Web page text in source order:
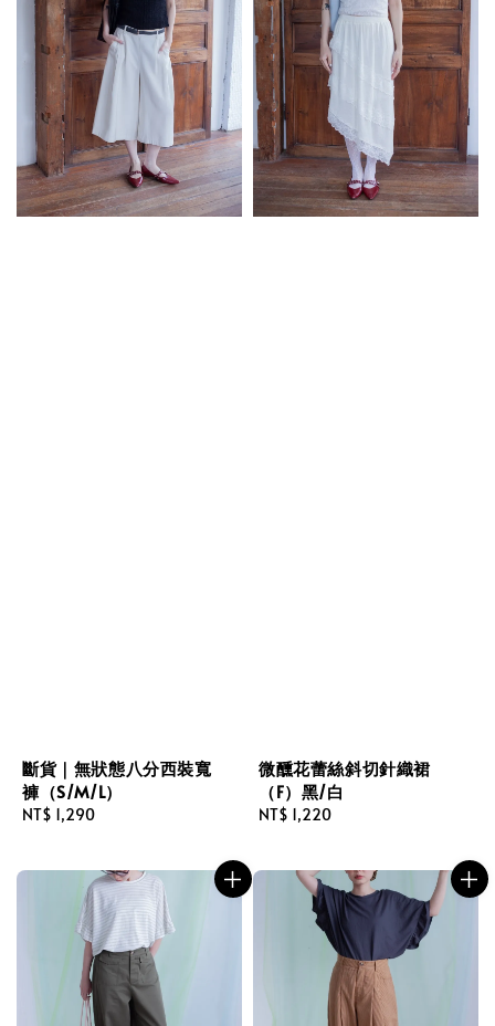
斷貨｜無狀態八分西裝寬
褲（S/M/L）
Regular
NT$ 1,290
微醺花蕾絲斜切針織裙
（F）黑/白
Regular
NT$ 1,220